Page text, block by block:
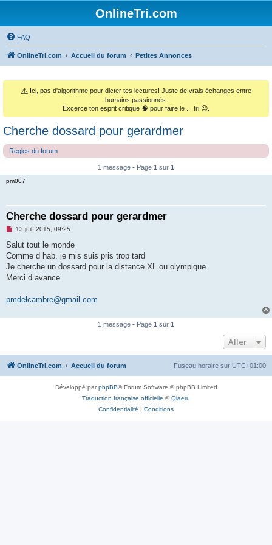
OnlineTri.com
FAQ
OnlineTri.com Accueil du forum Petites Annonces
⚠️ Ici, pas d'algorithme pour dicter tes lectures! Juste de vrais échanges entre
humains passionnés.
Excerce ton esprit critique 🧠 pour faire le ... tri 😉.
Cherche dossard pour gerardmer
Règles du forum
1 message • Page 1 sur 1
pm007
Cherche dossard pour gerardmer
M
s
a
g
n
l
13 juil. 2015, 09:25
Salut tout le monde
Comme d hab. je mis suis pris trop tard
Je cherche un dossard pour la distance XL ou olympique
Merci d avance
pmdelcambre@gmail.com
1 message • Page 1 sur 1
Aller
OnlineTri.com Accueil du forum Fuseau horaire sur UTC+01:00
Développé parphpBB® Forum Software © phpBB Limited
Traduction française officielle ©Qiaeru
Confidentialité | Conditions